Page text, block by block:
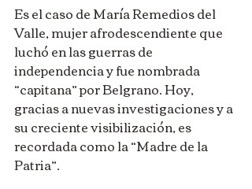
Es el caso de María Remedios del
Valle, mujer afrodescendiente que
luchó en las guerras de
independencia y fue nombrada
“capitana” por Belgrano. Hoy,
gracias a nuevas investigaciones y a
su creciente visibilización, es
recordada como la “Madre de la
Patria”.